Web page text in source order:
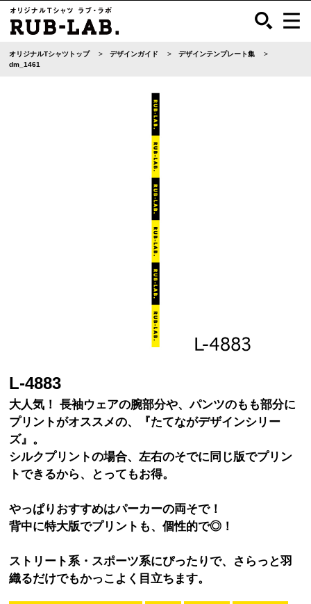
オリジナルTシャツトップ デザインガイド
デザインテンプレート集
dm_1461
L-4883
大人気！ 長袖ウェアの腕部分や、パンツのもも部分に
プリントがオススメの、『たてながデザインシリー
ズ』。
シルクプリントの場合、左右のそでに同じ版でプリン
トできるから、とってもお得。
やっぱりおすすめはパーカーの両そで！
背中に特大版でプリントも、個性的で◎！
ストリート系・スポーツ系にぴったりで、さらっと羽
織るだけでもかっこよく目立ちます。